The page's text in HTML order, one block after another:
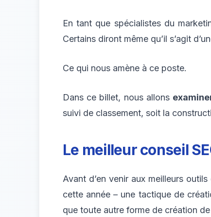
En tant que spécialistes du
Certains diront même qu’il s’agit
Ce qui nous amène à ce poste.
Dans ce billet, nous allons
suivi de classement, soit la
Le meilleur conseil
Avant d’en venir aux meilleurs
cette année – une tactique de
que toute autre forme de création